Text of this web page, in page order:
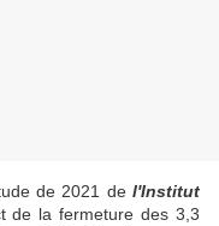
de 2021 de l'Institut
de la fermeture des 3,3